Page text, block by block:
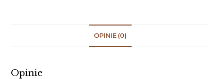
OPINIE (0)
Opinie